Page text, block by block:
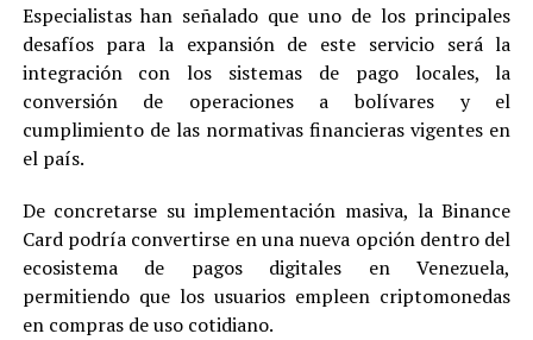
Especialistas han señalado que uno de los principales
desafíos para la expansión de este servicio será la
integración con los sistemas de pago locales, la
conversión de operaciones a bolívares y el
cumplimiento de las normativas financieras vigentes en
el país.
De concretarse su implementación masiva, la Binance
Card podría convertirse en una nueva opción dentro del
ecosistema de pagos digitales en Venezuela,
permitiendo que los usuarios empleen criptomonedas
en compras de uso cotidiano.